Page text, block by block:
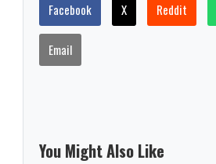
Facebook X Reddit
Email
You Might Also Like